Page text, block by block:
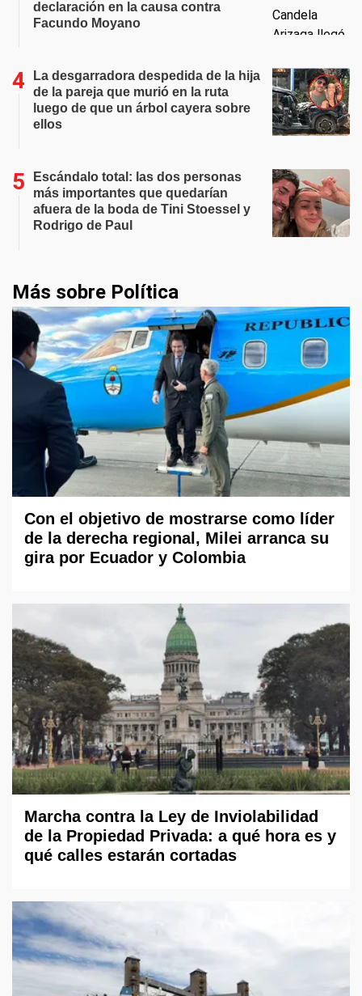
declaración en la causa contra
Facundo Moyano
La desgarradora despedida de la hija
de la pareja que murió en la ruta
luego de que un árbol cayera sobre
ellos
Escándalo total: las dos personas
más importantes que quedarían
afuera de la boda de Tini Stoessel y
Rodrigo de Paul
Más sobre Política
Con el objetivo de mostrarse como líder
de la derecha regional, Milei arranca su
gira por Ecuador y Colombia
Marcha contra la Ley de Inviolabilidad
de la Propiedad Privada: a qué hora es y
qué calles estarán cortadas